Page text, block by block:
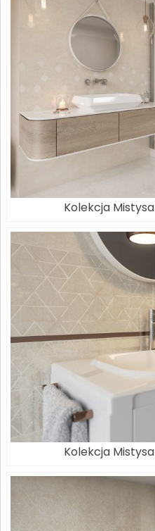
Kolekcja
Kolekcja